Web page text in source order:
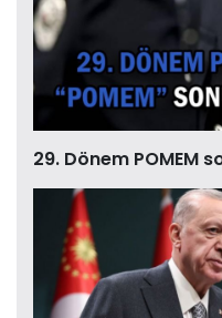
29. Dönem POMEM